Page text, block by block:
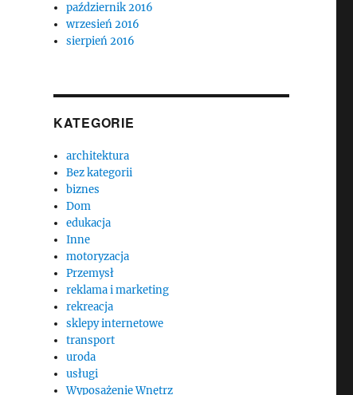
październik 2016
wrzesień 2016
sierpień 2016
KATEGORIE
architektura
Bez kategorii
biznes
Dom
edukacja
Inne
motoryzacja
Przemysł
reklama i marketing
rekreacja
sklepy internetowe
transport
uroda
usługi
Wyposażenie Wnętrz